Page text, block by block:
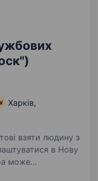
Харків,
взяти людину з
може